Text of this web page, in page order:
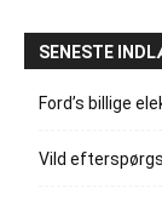
SENESTE
Ford’s billige
Vild